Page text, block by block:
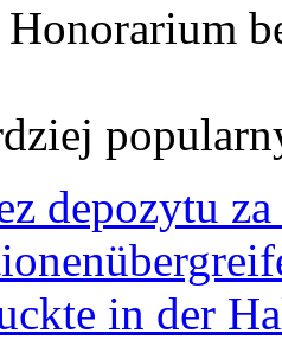
depozytu
in der